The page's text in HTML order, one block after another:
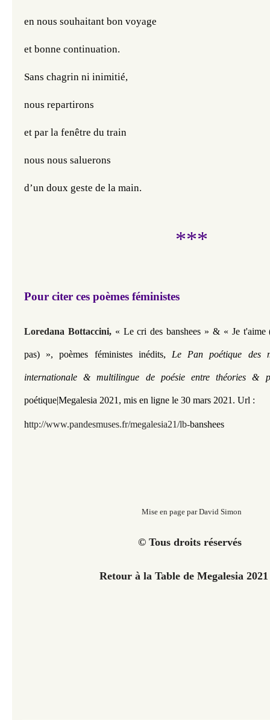
en nous souhaitant bon voyage
et bonne continuation.
Sans chagrin ni inimitié,
nous repartirons
et par la fenêtre du train
nous nous saluerons
d’un doux geste de la main.
***
Pour citer ces poèmes féministes
Loredana Bottaccini, « Le cri des banshees » & « Je t'aime
pas) », poèmes féministes inédits, Le Pan poétique des
internationale & multilingue de poésie entre théories &
poétique|Megalesia 2021 , mis en ligne le 30 mars 2021. Url :
http://www.pandesmuses.fr/megalesia21/lb-banshees
Mise en page par David Simon
© Tous droits réservés
Retour à la Table de Megalesia